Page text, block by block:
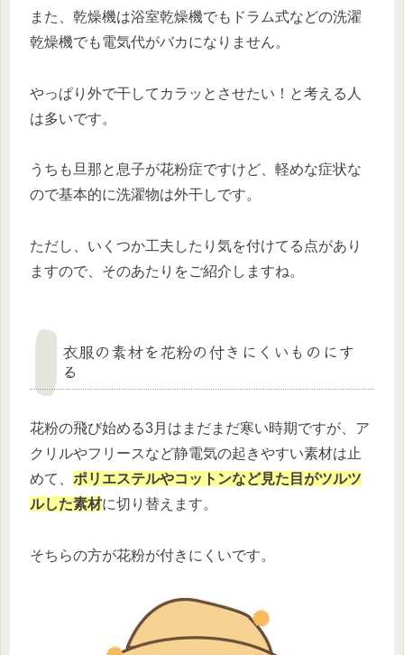
また、乾燥機は浴室乾燥機でもドラム式などの洗濯
乾燥機でも電気代がバカになりません。
やっぱり外で干してカラッとさせたい！と考える人
は多いです。
うちも旦那と息子が花粉症ですけど、軽めな症状な
ので基本的に洗濯物は外干しです。
ただし、いくつか工夫したり気を付けてる点があり
ますので、そのあたりをご紹介しますね。
衣服の素材を花粉の付きにくいものにす
る
花粉の飛び始める3月はまだまだ寒い時期ですが、ア
クリルやフリースなど静電気の起きやすい素材は止
めて、 ポリエステルやコットンなど見た目がツルツ
ルした素材に切り替えます。
そちらの方が花粉が付きにくいです。